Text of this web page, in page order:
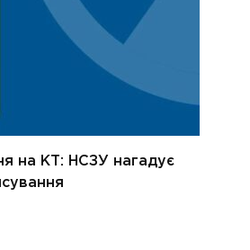
на КТ: НСЗУ нагадує